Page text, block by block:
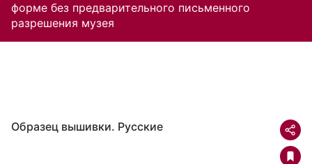
форме без предварительного письменного
разрешения музея
Образец вышивки. Русские